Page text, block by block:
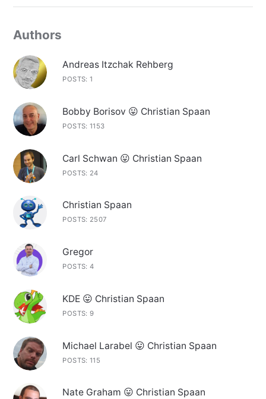
Authors
Andreas Itzchak Rehberg
POSTS: 1
Bobby Borisov 😛 Christian Spaan
POSTS: 1153
Carl Schwan 😛 Christian Spaan
POSTS: 24
Christian Spaan
POSTS: 2507
Gregor
POSTS: 4
KDE 😛 Christian Spaan
POSTS: 9
Michael Larabel 😛 Christian Spaan
POSTS: 115
Nate Graham 😛 Christian Spaan